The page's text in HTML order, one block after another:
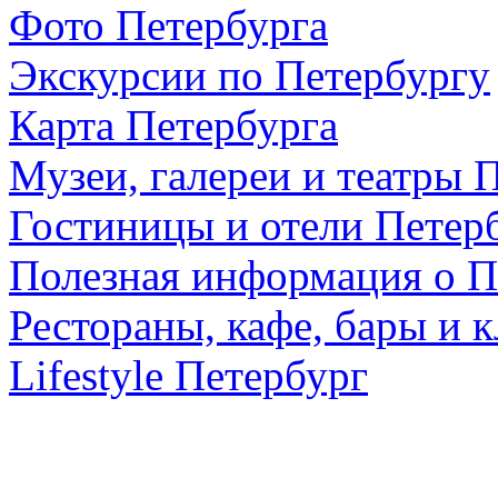
Фото Петербурга
Экскурсии по Петербургу
Карта Петербурга
Музеи, галереи и театры
Гостиницы и отели
Полезная информация о
Рестораны, кафе, бары и
Lifestyle Петербург